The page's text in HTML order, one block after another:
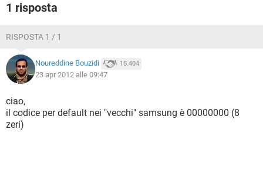
1 risposta
RISPOSTA 1 / 1
Noureddine Bouzidi 15.404
23 apr 2012 alle 09:47
ciao,
il codice per default nei "vecchi" samsung è 00000000 (8
zeri)